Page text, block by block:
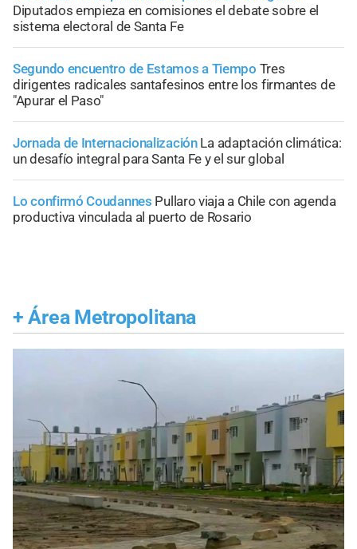
Diputados empieza en comisiones el debate sobre el
sistema electoral de Santa Fe
Segundo encuentro de Estamos a Tiempo Tres
dirigentes radicales santafesinos entre los firmantes de
"Apurar el Paso"
Jornada de Internacionalización La adaptación climática:
un desafío integral para Santa Fe y el sur global
Lo confirmó Coudannes Pullaro viaja a Chile con agenda
productiva vinculada al puerto de Rosario
+ Área Metropolitana